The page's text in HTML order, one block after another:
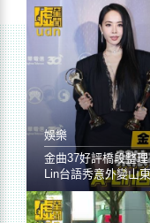
娛樂
金曲37好評橋段整
Lin台語秀意外變山